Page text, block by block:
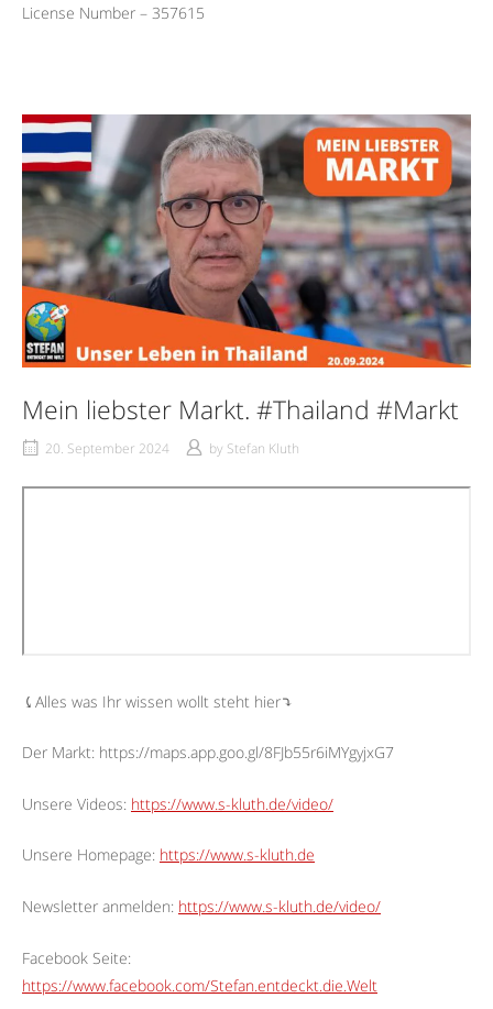
License Number – 357615
Mein liebster Markt. #Thailand #Markt
20. September 2024 by Stefan Kluth
⤹Alles was Ihr wissen wollt steht hier⤵︎
Der Markt: https://maps.app.goo.gl/8FJb55r6iMYgyjxG7
Unsere Videos: https://www.s-kluth.de/video/
Unsere Homepage: https://www.s-kluth.de
Newsletter anmelden: https://www.s-kluth.de/video/
Facebook Seite:
https://www.facebook.com/Stefan.entdeckt.die.Welt